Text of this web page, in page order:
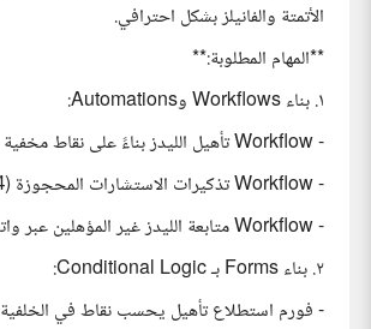
الأتمتة والفانيلز بشكل احترافي.
**المهام المطلوبة:**
١. بناء Workflows وAutomations:
- Workflow تأهيل الليدز بناءً على نقاط مخفية (Lead Scoring)
- Workflow تذكيرات الاستشارات المحجوزة (4 رسائل واتساب بتوقيتات محددة)
- Workflow متابعة الليدز غير المؤهلين عبر واتساب
٢. بناء Forms بـ Conditional Logic:
- فورم استطلاع تأهيل يحسب نقاط في الخلفية